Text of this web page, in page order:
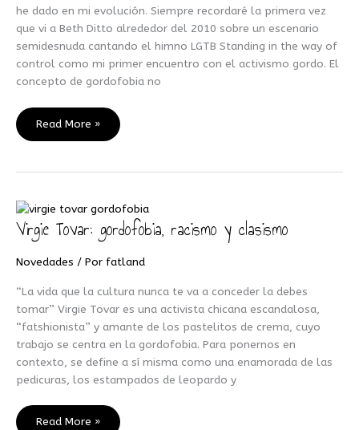
he dado en mi evolución. Siempre recordaré la primera vez
que vi a Beth Ditto alrededor del 2010 sobre un escenario
semidesnuda cantando el himno LGTB Standing in the way of
control como mi primer encuentro con el activismo gordo. El
concepto de gordofobia no
Read More »
Virgie Tovar: gordofobia, racismo y clasismo
Novedades / Por fatland
“La vida que la cultura nunca te va a conceder la debes
tomar” Virgie Tovar es una activista chicana escandalosa,
“fatshionista” y amante de los pastelitos de crema, cuyo
trabajo se centra en la gordofobia. Para ponernos en
contexto, se define a sí misma como una enamorada de las
pedicuras, los estampados de leopardo y
Virgie
Tovar:
gordofobia,
y
clasismo
Read More »